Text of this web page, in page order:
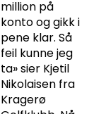
million på
konto og gikk i
pene klar. Så
feil kunne jeg
ta» sier Kjetil
Nikolaisen fra
Kragerø